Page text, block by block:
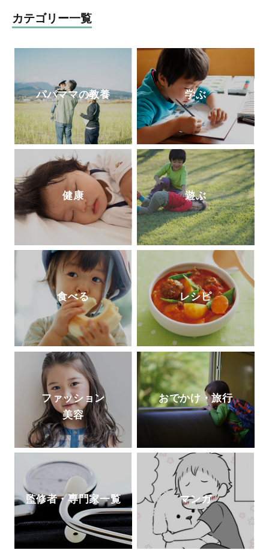
き、各々の才能を伸ばすきっかけとなる誌
面作りを心掛けています。時代に即した上
質な知育学習記事・付録を掲載していま
カテゴリー一覧
パパママの教養 学ぶ
健康 遊ぶ
食べる レシピ
ファッション
美容
おでかけ・旅行
監修者・専門家一覧 マンガ